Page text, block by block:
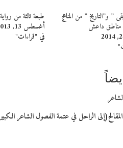
” و”التاريخ ” من المناهج
مناطق داعش
طبعة ثالثة من
أغسطس 13, 2013
في "قراءات"
المقالح(إلى الراحل في عتمة الفصول الشاعر